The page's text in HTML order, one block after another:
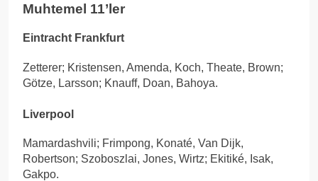
Muhtemel 11’ler
Eintracht Frankfurt
Zetterer; Kristensen, Amenda, Koch, Theate, Brown;
Götze, Larsson; Knauff, Doan, Bahoya.
Liverpool
Mamardashvili; Frimpong, Konaté, Van Dijk,
Robertson; Szoboszlai, Jones, Wirtz; Ekitiké, Isak,
Gakpo.